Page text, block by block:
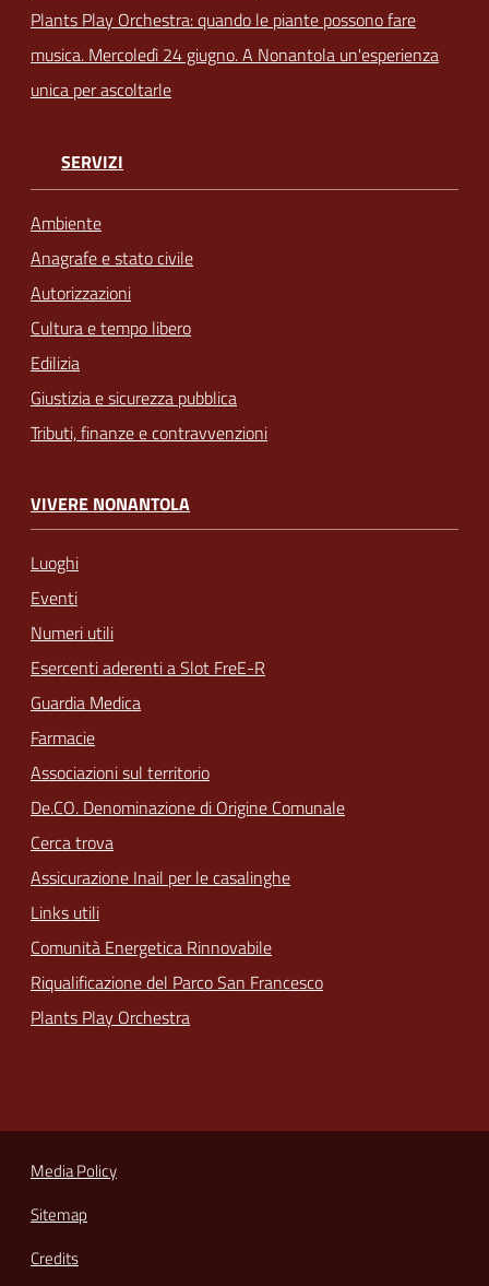
Plants Play Orchestra: quando le piante possono fare
musica. Mercoledì 24 giugno. A Nonantola un'esperienza
unica per ascoltarle
SERVIZI
Ambiente
Anagrafe e stato civile
Autorizzazioni
Cultura e tempo libero
Edilizia
Giustizia e sicurezza pubblica
Tributi, finanze e contravvenzioni
VIVERE NONANTOLA
Luoghi
Eventi
Numeri utili
Esercenti aderenti a Slot FreE-R
Guardia Medica
Farmacie
Associazioni sul territorio
De.CO. Denominazione di Origine Comunale
Cerca trova
Assicurazione Inail per le casalinghe
Links utili
Comunità Energetica Rinnovabile
Riqualificazione del Parco San Francesco
Plants Play Orchestra
Media Policy
Sitemap
Credits